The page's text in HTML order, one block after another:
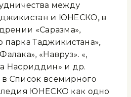
между
и ЮНЕСКО, в
«Саразма»,
парка Таджикистана»,
«Навруз». «,
Насриддин» и др.
Список всемирного
ЮНЕСКО как одно